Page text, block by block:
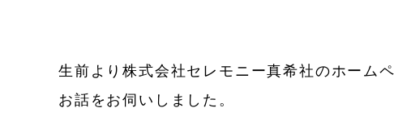
生前より株式会社セレモニー真希社のホーム
お話をお伺いしました。